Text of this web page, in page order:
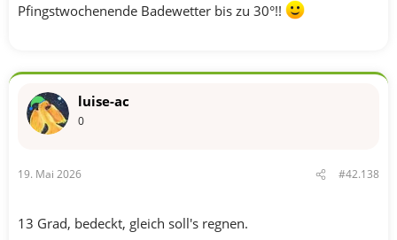
Pfingstwochenende Badewetter bis zu 30°!!
luise-ac
0
19. Mai 2026 #42.138
13 Grad, bedeckt, gleich soll's regnen.